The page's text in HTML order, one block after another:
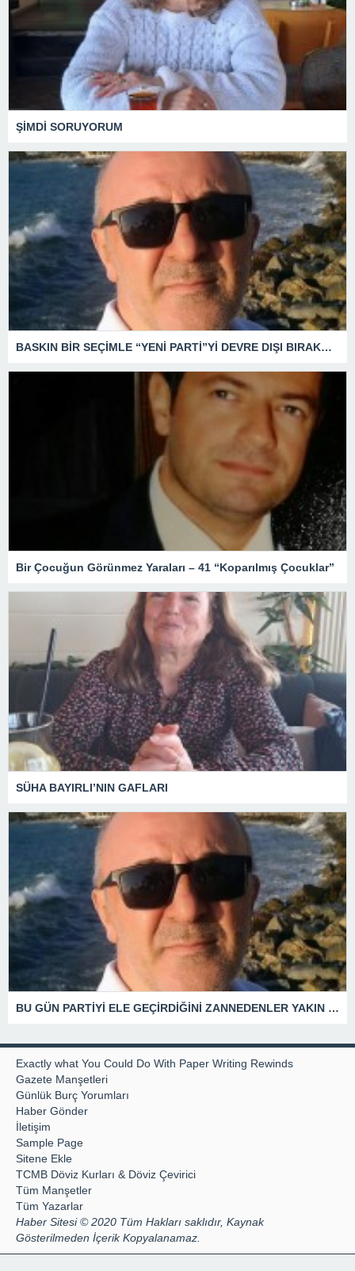
ŞİMDİ SORUYORUM
BASKIN BİR SEÇİMLE “YENİ PARTİ”Yİ DEVRE DIŞI BIRAKMAK İÇİN DÜĞMEYE Mİ BASILDI?
Bir Çocuğun Görünmez Yaraları – 41 “Koparılmış Çocuklar”
SÜHA BAYIRLI’NIN GAFLARI
BU GÜN PARTİYİ ELE GEÇİRDİĞİNİ ZANNEDENLER YAKIN BİR GELECEKTE SİYASETİN ÇÖPLÜĞÜNDE YERİNİ ALACAKTIR
Exactly what You Could Do With Paper Writing Rewinds
Gazete Manşetleri
Günlük Burç Yorumları
Haber Gönder
İletişim
Sample Page
Sitene Ekle
TCMB Döviz Kurları & Döviz Çevirici
Tüm Manşetler
Tüm Yazarlar
Haber Sitesi © 2020 Tüm Hakları saklıdır, Kaynak
Gösterilmeden İçerik Kopyalanamaz.